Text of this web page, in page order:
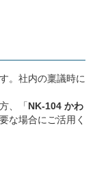
。社内の稟議時に
、「NK-104 かわ
な場合にご活用く